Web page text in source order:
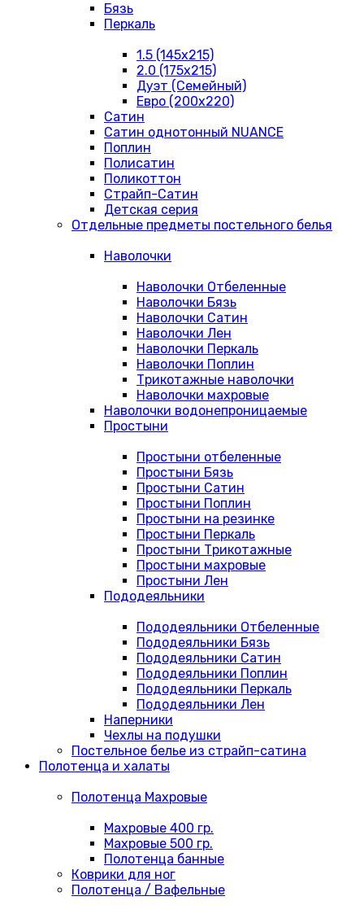
Бязь
Перкаль
1.5 (145х215)
2.0 (175х215)
Дуэт (Семейный)
Евро (200х220)
Сатин
Сатин однотонный NUANCE
Поплин
Полисатин
Поликоттон
Страйп-Сатин
Детская серия
Отдельные предметы постельного белья
Наволочки
Наволочки Отбеленные
Наволочки Бязь
Наволочки Сатин
Наволочки Лен
Наволочки Перкаль
Наволочки Поплин
Трикотажные наволочки
Наволочки махровые
Наволочки водонепроницаемые
Простыни
Простыни отбеленные
Простыни Бязь
Простыни Сатин
Простыни Поплин
Простыни на резинке
Простыни Перкаль
Простыни Трикотажные
Простыни махровые
Простыни Лен
Пододеяльники
Пододеяльники Отбеленные
Пододеяльники Бязь
Пододеяльники Сатин
Пододеяльники Поплин
Пододеяльники Перкаль
Пододеяльники Лен
Наперники
Чехлы на подушки
Постельное белье из страйп-сатина
Полотенца и халаты
Полотенца Махровые
Махровые 400 гр.
Махровые 500 гр.
Полотенца банные
Коврики для ног
Полотенца / Вафельные